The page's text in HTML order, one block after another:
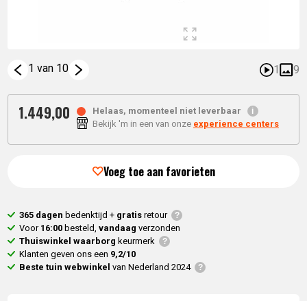
1 van 10 1 9
1.449,00
Helaas, momenteel niet leverbaar
Bekijk 'm in een van onze experience centers
Voeg toe aan favorieten
365 dagen bedenktijd + gratisretour
Voor 16:00 besteld,vandaag verzonden
Thuiswinkel waarborg keurmerk
Klanten geven ons een 9,2/10
Beste tuin webwinkel van Nederland 2024